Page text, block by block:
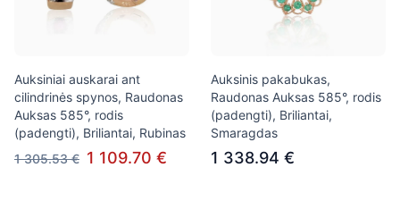
Auksiniai auskarai ant
cilindrinės spynos, Raudonas
Auksas 585°, rodis
(padengti), Briliantai, Rubinas
1 305.53 € 1 109.70 €
Auksinis pakabukas,
Raudonas Auksas 585°, rodis
(padengti), Briliantai,
Smaragdas
1 338.94 €